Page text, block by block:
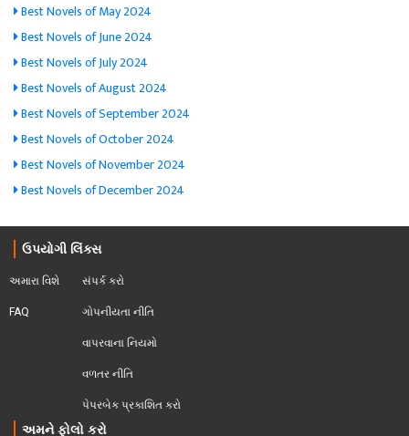
Best Novels of May 2024
Best Novels of June 2024
Best Novels of July 2024
Best Novels of August 2024
Best Novels of September 2024
Best Novels of October 2024
Best Novels of November 2024
Best Novels of December 2024
ઉપયોગી લિંક્સ
અમારા વિશે
FAQ
સંપર્ક કરો
ગોપનીયતા નીતિ
વાપરવાના નિયમો
વળતર નીતિ
પેપરબેક પ્રકાશિત કરો
અમને ફોલો કરો